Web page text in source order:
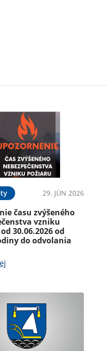
29. JÚN 2026
času zvýšeného
vzniku
30.06.2026 od
do odvolania